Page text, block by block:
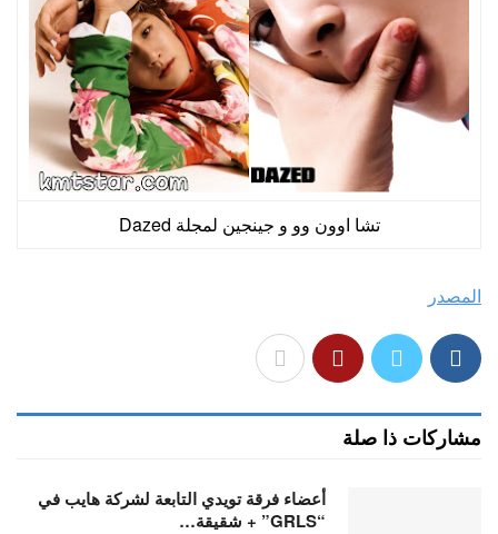
تشا اوون وو و جينجين لمجلة Dazed
المصدر
مشاركات ذا صلة
أعضاء فرقة تويدي التابعة لشركة هايب في
“GRLS” + شقيقة…